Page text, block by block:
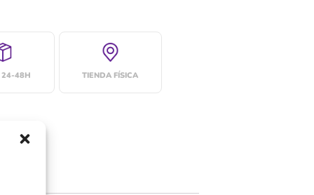
24-48H TIENDA FÍSICA